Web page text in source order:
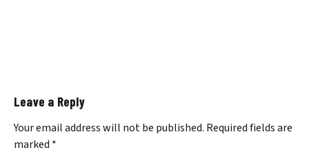
Leave a Reply
Your email address will not be published. Required fields are
marked *